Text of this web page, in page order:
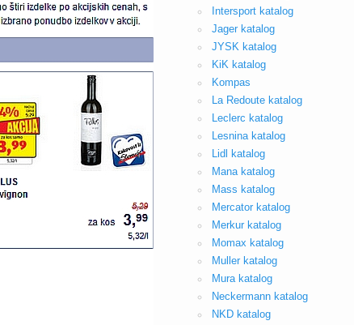
Intersport katalog
Jager katalog
JYSK katalog
KiK katalog
Kompas
La Redoute katalog
Leclerc katalog
Lesnina katalog
Lidl katalog
Mana katalog
Mass katalog
Mercator katalog
Merkur katalog
Momax katalog
Muller katalog
Mura katalog
Neckermann katalog
NKD katalog